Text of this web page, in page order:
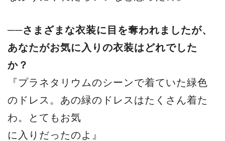
──さまざまな衣装に目を奪われましたが、
あなたがお気に入りの衣装はどれでした
か？
『プラネタリウムのシーンで着ていた緑色
のドレス。あの緑のドレスはたくさん着た
わ。とてもお気
に入りだったのよ』